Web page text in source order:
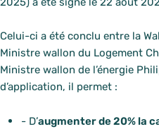
Celui-ci a été conclu entre la
Ministre wallon du Logement
Ministre wallon de l’énergie
d’application, il permet :
- D’augmenter de 20% la